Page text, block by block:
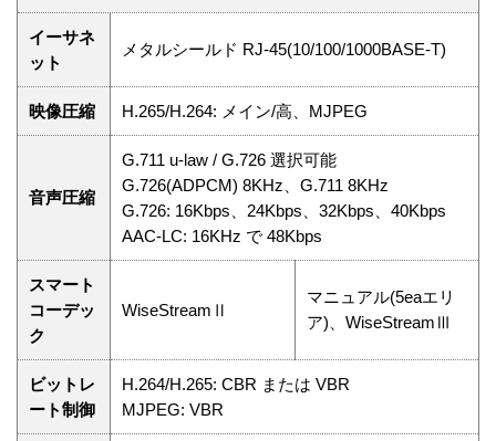
イーサネ
ット
メタルシールド RJ-45(10/100/1000BASE-T)
映像圧縮 H.265/H.264: メイン/高、MJPEG
音声圧縮
G.711 u-law / G.726 選択可能
G.726(ADPCM) 8KHz、G.711 8KHz
G.726: 16Kbps、24Kbps、32Kbps、40Kbps
AAC-LC: 16KHz で 48Kbps
スマート
コーデッ
ク
WiseStreamⅡ
マニュアル(5eaエリ
ア)、WiseStreamⅢ
ビットレ
ート制御
H.264/H.265: CBR または VBR
MJPEG: VBR